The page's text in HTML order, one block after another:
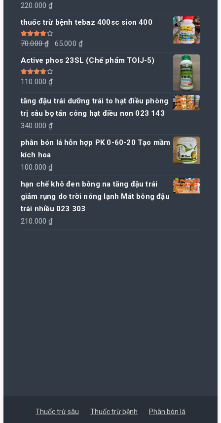
220.000₫
thuốc trừ bệnh tebaz 400sc sion 400
Được xếp
hạng 4.00
70.000₫
Giá
là:
70.000 ₫.
65.000 ₫
hiện
Active phos 23SL (Chế phẩm TOIJ-5)
Được xếp
hạng 4.00
110.000₫
tăng đậu trái dưỡng trái to hạt điều phòng
trị sâu bọ tấn công hạt điều non 023 143
340.000₫
phân bón lá hỗn hợp PK 0-60-20 Tạo mầm
kích hoa
100.000₫
hạn chế khô đen bông na tăng đậu trái
giảm rụng do trời nóng lạnh Mát bông đậu
trái nhiều 023 303
210.000₫
Thuốc trừ sâu Thuốc trừ bệnh Phân bón lá